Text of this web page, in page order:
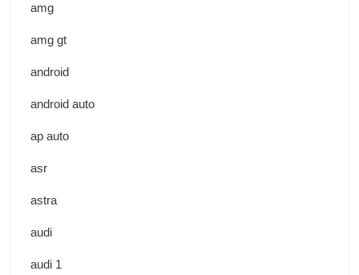
amg
amg gt
android
android auto
ap auto
asr
astra
audi
audi 1